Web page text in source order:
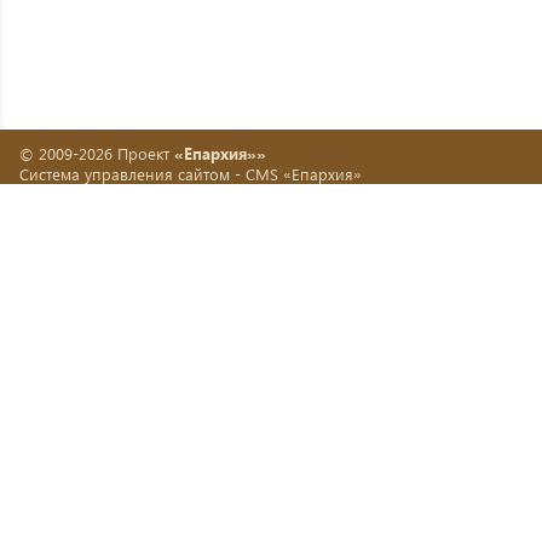
© 2009-2026 Проект «Епархия»»
Система управления сайтом - CMS «Епархия»